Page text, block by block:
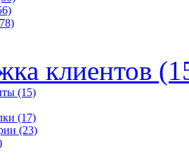
клиентов
(15)
(17)
(23)